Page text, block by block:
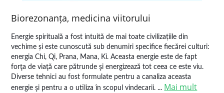
Biorezonanța, medicina viitorului
Energie spirituală a fost intuită de mai toate civilizațiile din
vechime și este cunoscută sub denumiri specifice fiecărei culturi:
energia Chi, Qi, Prana, Mana, Ki. Aceasta energie este de fapt
forţa de viaţă care pătrunde şi energizează tot ceea ce este viu.
Diverse tehnici au fost formulate pentru a canaliza aceasta
energie şi pentru a o utiliza în scopul vindecarii. ... Mai mult